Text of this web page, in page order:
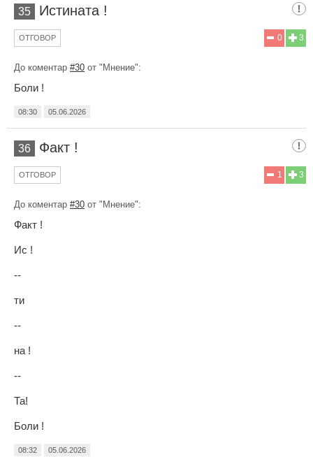
35 Истината !
3
0
ОТГОВОР
До коментар #30 от "Мнение":
Боли !
08:30 05.06.2026
36 Факт !
3
1
ОТГОВОР
До коментар #30 от "Мнение":
Факт !
Ис !
--
ти
--
на !
--
Та!
Боли !
08:32 05.06.2026